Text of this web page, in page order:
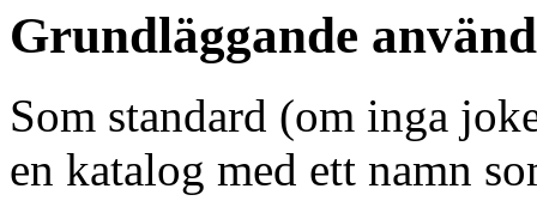
Grundläggande
Som standard (om inga
en katalog med ett namn